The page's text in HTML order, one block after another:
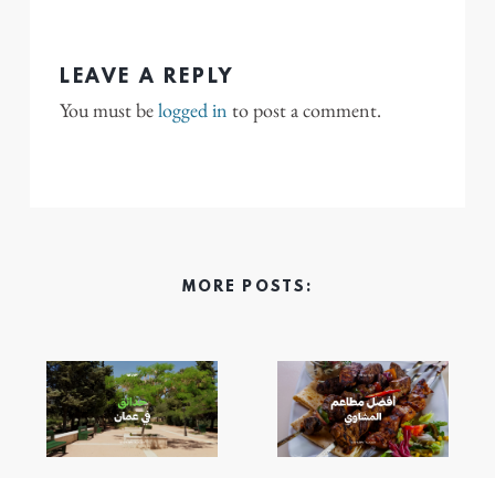
LEAVE A REPLY
You must belogged in to post a comment.
MORE POSTS: